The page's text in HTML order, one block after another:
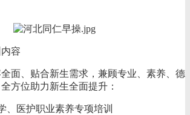
容
面、贴合新生需求，兼顾专业、素养、德
方位助力新生全面提升：
、医护职业素养专项培训